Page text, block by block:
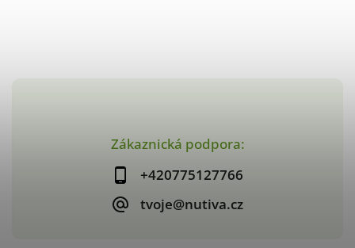
Zákaznická podpora:
+420775127766
tvoje@nutiva.cz